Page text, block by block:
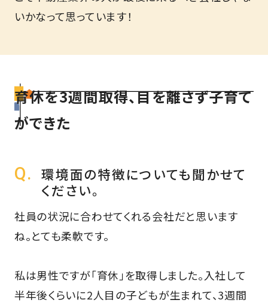
いかなって思っています！
育休を3週間取得、目を離さず子育て
ができた
環境面の特徴についても聞かせて
ください。
社員の状況に合わせてくれる会社だと思います
ね。とても柔軟です。
私は男性ですが「育休」を取得しました。入社して
半年後くらいに2人目の子どもが生まれて、3週間